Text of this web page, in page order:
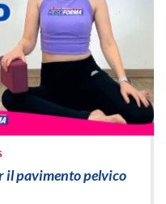
il pavimento pelvico